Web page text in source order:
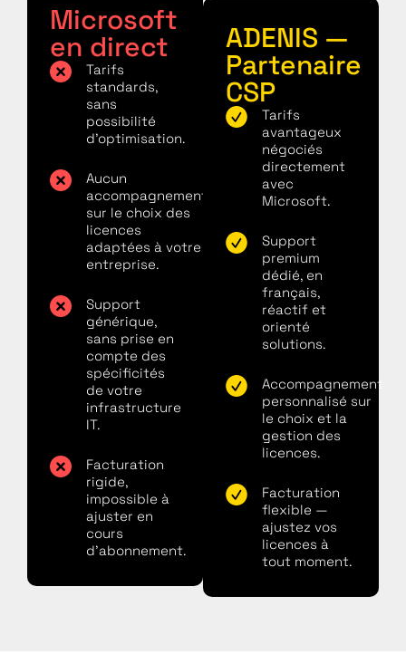
Microsoft
en direct
Tarifs
standards,
sans
possibilité
d'optimisation.
Aucun
accompagnement
sur le choix des
licences
adaptées à votre
entreprise.
Support
générique,
sans prise en
compte des
spécificités
de votre
infrastructure
IT.
Facturation
rigide,
impossible à
ajuster en
cours
d'abonnement.
ADENIS —
Partenaire
CSP
Tarifs
avantageux
négociés
directement
avec
Microsoft.
Support
premium
dédié, en
français,
réactif et
orienté
solutions.
Accompagnement
personnalisé sur
le choix et la
gestion des
licences.
Facturation
flexible —
ajustez vos
licences à
tout moment.